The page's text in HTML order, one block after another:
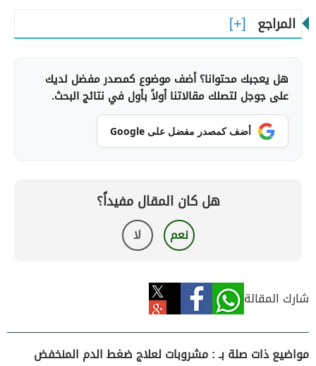
المراجع
هل يعجبك محتوانا؟ أضف موضوع كمصدر مفضل لديك
على جوجل لتصلك مقالاتنا أولاً بأول في نتائج البحث.
أضف كمصدر مفضل على Google
هل كان المقال مفيداً؟
نعم لا
شارك المقالة
مواضيع ذات صلة بـ : مشروبات لعلاج ضغط الدم المنخفض